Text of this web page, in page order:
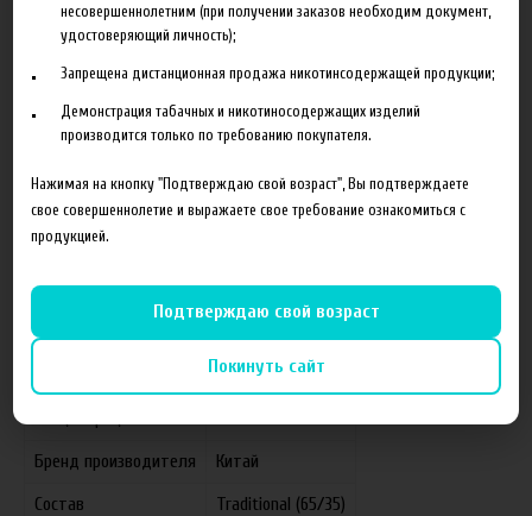
В корзину
Добавить в сравнение
Характеристики Отзывы
FruitCloud
Бренд производителя
Китай
Состав
Traditional (65/35)
несовершеннолетним (при получении заказов необходим документ,
удостоверяющий личность);
Запрещена дистанционная продажа никотинсодержащей продукции;
Демонстрация табачных и никотиносодержащих изделий
производится только по требованию покупателя.
Нажимая на кнопку "Подтверждаю свой возраст", Вы подтверждаете
свое совершеннолетие и выражаете свое требование ознакомиться с
продукцией.
Подтверждаю свой возраст
Покинуть сайт